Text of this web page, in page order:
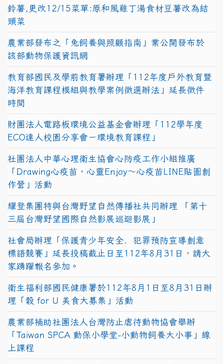
鈴薯,更改12/15菜單:原和風雞丁湯食材豆薯改為結
頭菜
農業部發布之「兔飼養與照顧指南」業公開發布於
該部動物保護資訊網
教育部國民及學前教育署辦理「112年度戶外教育暨
海洋教育課程模組與教學案例徵選辦法」延長徵件
時間
財團法人電路板環境公益基金會辦理「112學年度
ECO達人校園分享會－環境教育課程」
社團法人中華心理衛生協會心防疫工作小組推廣
「Drawing心疫苗，心靈Enjoy〜心疫苗LINE貼圖創
作營」活動
耀登集團特與台灣野望自然傳播社共同辦理 「第十
三屆台灣野望國際自然影展巡迴影展」
社會局辦理「保護青少年安全．犯罪預防宣導創意
標語競賽」延長投稿截止日至112年8月31日，請大
家踴躍報名參加。
衛生福利部國民健康署於112年8月1日至8月31日辦
理「穀 for U 美食大募集」活動
農業部補助社團法人台灣防止虐待動物協會舉辦
「Taiwan SPCA 動保小學堂-小動物飼養大小事」線
上課程